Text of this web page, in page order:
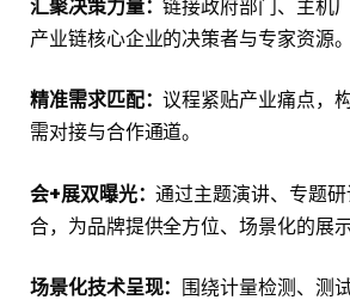
汇聚决策力量：链接政府部门、主机
产业链核心企业的决策者与专家资源。
精准需求匹配：议程紧贴产业痛点，
需对接与合作通道。
会+展双曝光：通过主题演讲、专题
合，为品牌提供全方位、场景化的展示
场景化技术呈现： 围绕计量检测、测